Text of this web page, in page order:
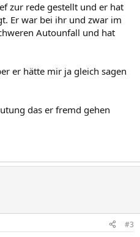
zur rede gestellt und er hat
Er war bei ihr und zwar im
Autounfall und hat
er hätte mir ja gleich sagen
das er fremd gehen
#3